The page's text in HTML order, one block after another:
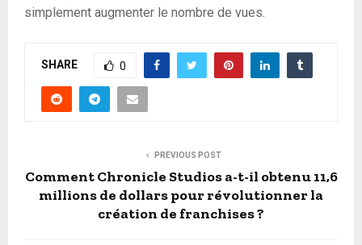
simplement augmenter le nombre de vues.
SHARE 0
PREVIOUS POST
Comment Chronicle Studios a-t-il obtenu 11,6
millions de dollars pour révolutionner la
création de franchises ?